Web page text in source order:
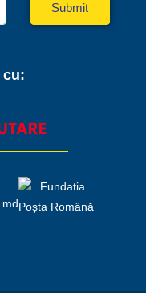
Submit
cu: